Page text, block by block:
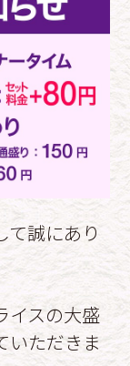
て誠にあり
イスの大盛
いただきま